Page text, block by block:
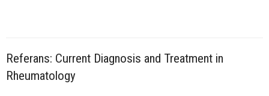
Referans: Current Diagnosis and Treatment in
Rheumatology